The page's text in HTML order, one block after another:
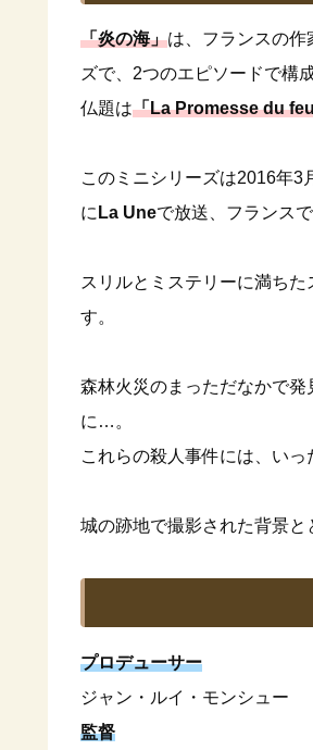
「炎の海」は、フランスの作
ズで、2つのエピソードで構
仏題は「La Promesse du
このミニシリーズは2016年3
に La Uneで放送、フランス
スリルとミステリーに満ち
す。
森林火災のまっただなかで
に…。
これらの殺人事件には、いっ
城の跡地で撮影された背景と
プロデューサー
ジャン・ルイ・モンシュー
監督